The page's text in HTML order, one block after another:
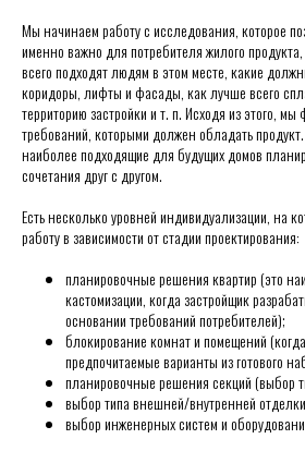
Мы начинаем работу с исследования, которое
именно важно для потребителя жилого
всего подходят людям в этом месте, какие
коридоры, лифты и фасады, как лучше всего
территорию застройки и т. п. Исходя из этого,
требований, которыми должен обладать
наиболее подходящие для будущих домов
сочетания друг с другом.
Есть несколько уровней индивидуализации, на
работу в зависимости от стадии проектирования:
планировочные решения квартир (это
кастомизации, когда застройщик
основании требований потребителей);
блокирование комнат и помещений
предпочитаемые варианты из готового
планировочные решения секций (выбор
выбор типа внешней/внутренней
выбор инженерных систем и